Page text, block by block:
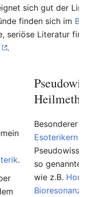
sich gut der
finden sich im
seriöse Literatur
.
.
Besonderer
Esoterikern
so genannte
wie z.B.
Bioresonanz